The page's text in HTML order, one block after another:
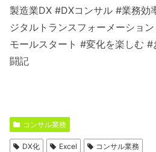
製造業DX #DXコンサル #業務
ジタルトランスフォーメーショ
モールスタート #変化を楽しむ
闘記
コンサル業務
DX化 Excel コンサル業務